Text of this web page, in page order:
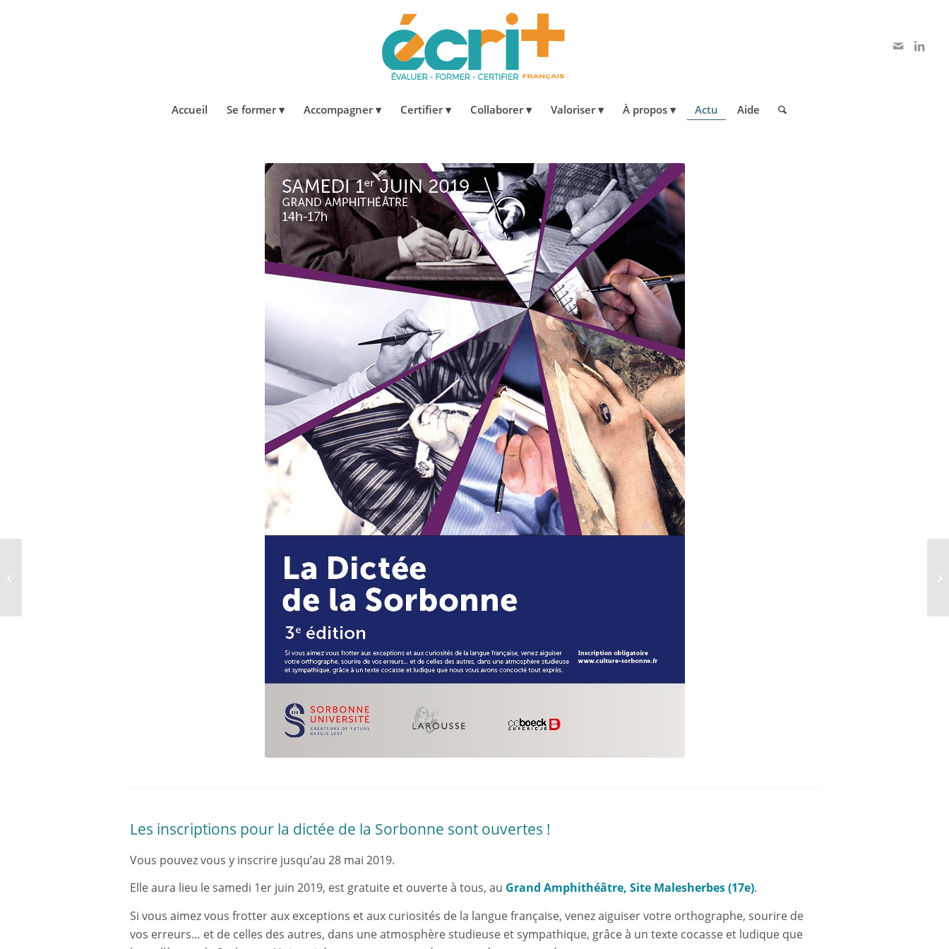
Accueil Se former Accompagner Certifier Collaborer Valoriser À propos Actu Aide
Les inscriptions pour la dictée de la Sorbonne sont ouvertes !
Vous pouvez vous y inscrire jusqu’au 28 mai 2019.
Elle aura lieu le samedi 1er juin 2019, est gratuite et ouverte à tous, au Grand Amphithéâtre, Site Malesherbes (17e).
Si vous aimez vous frotter aux exceptions et aux curiosités de la langue française, venez aiguiser votre orthographe, sourire de
vos erreurs… et de celles des autres, dans une atmosphère studieuse et sympathique, grâce à un texte cocasse et ludique que